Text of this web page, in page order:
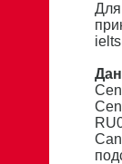
Для